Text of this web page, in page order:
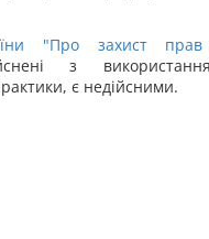
"Про захист прав
з
є недійсними.